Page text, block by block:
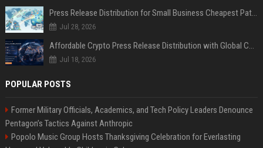
Press Release Distribution for Small Business Cheapest Path to Real Coverage
Jul 28, 2026
Affordable Crypto Press Release Distribution with Global Coverage
Jul 18, 2026
POPULAR POSTS
Former Military Officials, Academics, and Tech Policy Leaders Denounce
Pentagon’s Tactics Against Anthropic
Popolo Music Group Hosts Thanksgiving Celebration for Everlasting